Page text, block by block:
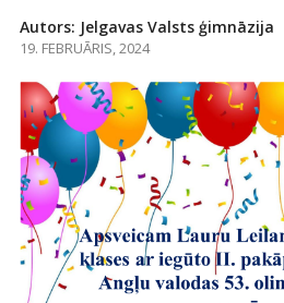
Autors: Jelgavas Valsts ģimnāzija
19. FEBRUĀRIS, 2024